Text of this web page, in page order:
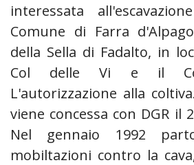
interessata
Comune di Farra
della Sella di Fadalto, in
Col delle Vi e il Col
L'autorizzazione alla
viene concessa con DGR il
Nel gennaio 1992
mobiltazioni contro la